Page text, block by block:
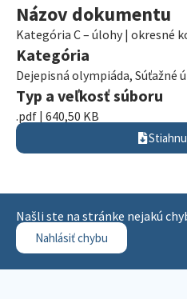
Názov dokumentu
Kategória C – úlohy | okresné
Kategória
Dejepisná olympiáda, Súťažné
Typ a veľkosť súboru
.pdf | 640,50 KB
Našli ste na stránke nejakú
Nahlásiť chybu